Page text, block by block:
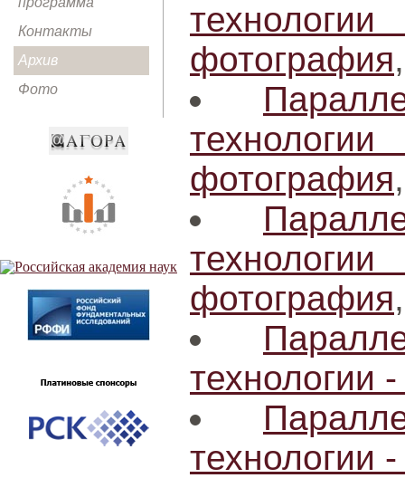
Контакты
Архив
Фото
фотография
фотография
фотография
технологии
технологии